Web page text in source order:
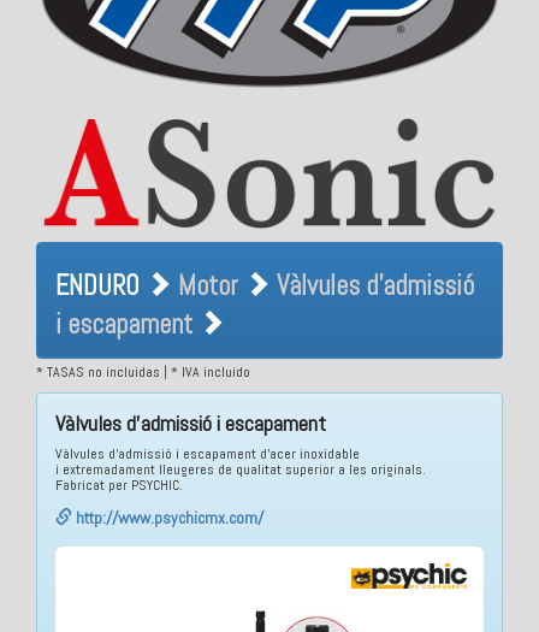
ENDURO Motor Vàlvules
d'admissió i escapament
ENDURO Motor
Vàlvules d'admissió
i escapament
* TASAS no incluidas | * IVA incluido
Vàlvules d'admissió i escapament
Vàlvules d'admissió i escapament d'acer inoxidable
i extremadament lleugeres de qualitat superior a les originals.
Fabricat per PSYCHIC.
http://www.psychicmx.com/